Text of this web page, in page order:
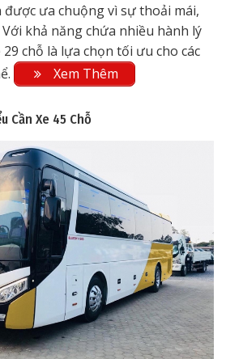
ưa chuộng vì sự thoải mái,
khả năng chứa nhiều hành lý
chỗ là lựa chọn tối ưu cho các
Xem Thêm
Cần Xe 45 Chỗ